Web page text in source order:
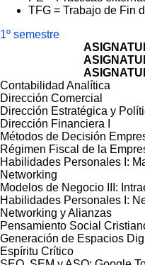
TFG = Trabajo de Fin
1º semestre
Contabilidad Analítica
Dirección Comercial
Dirección Estratégica y
Dirección Financiera I
Métodos de Decisión
Régimen Fiscal de la
Habilidades Personales I:
Networking
Modelos de Negocio III:
Habilidades Personales I:
Networking y Alianzas
Pensamiento Social
Generación de Espacios
Espíritu Crítico